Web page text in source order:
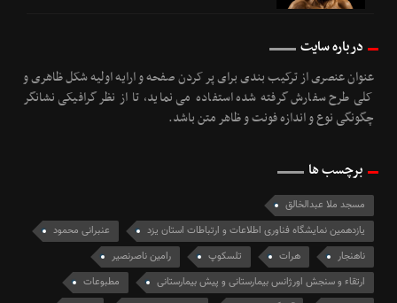
درباره سایت
عنوان عنصری از ترکیب بندی برای پر کردن صفحه و ارایه اولیه شکل ظاهری و
کلی طرح سفارش گرفته شده استفاده می نماید، تا از نظر گرافیکی نشانگر
چگونگی نوع و اندازه فونت و ظاهر متن باشد.
برچسب ها
مسجد ملا عبدالخالق
یازدهمین نمایشگاه فناوری اطلاعات و ارتباطات استان یزد
عنبرانی محمود
ناهنجار
هرات تلسکوپ
رامین ناصرنصیر
ارتقاء و سنجش اورژانس بیمارستانی و پیش بیمارستانی
مطبوعات